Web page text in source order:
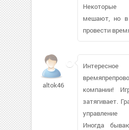
мешают, но в
провести
altok4667
Интересное
компании!
затягивает.
Иногда